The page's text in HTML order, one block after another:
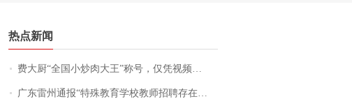
热点新闻
费大厨“全国小炒肉大王”称号，仅凭视频评出？中国烹饪协会回应
广东雷州通报“特殊教育学校教师招聘存在违规行为”：已启动问责程序 副校长被停职